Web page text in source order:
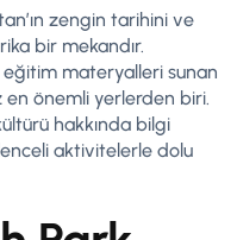
zengin tarihini ve
bir mekandır.
materyalleri sunan
önemli yerlerden biri.
hakkında bilgi
aktivitelerle dolu